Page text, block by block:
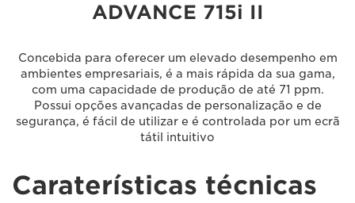
ADVANCE 715i II
Concebida para oferecer um elevado desempenho em
ambientes empresariais, é a mais rápida da sua gama,
com uma capacidade de produção de até 71 ppm.
Possui opções avançadas de personalização e de
segurança, é fácil de utilizar e é controlada por um ecrã
tátil intuitivo
Caraterísticas técnicas